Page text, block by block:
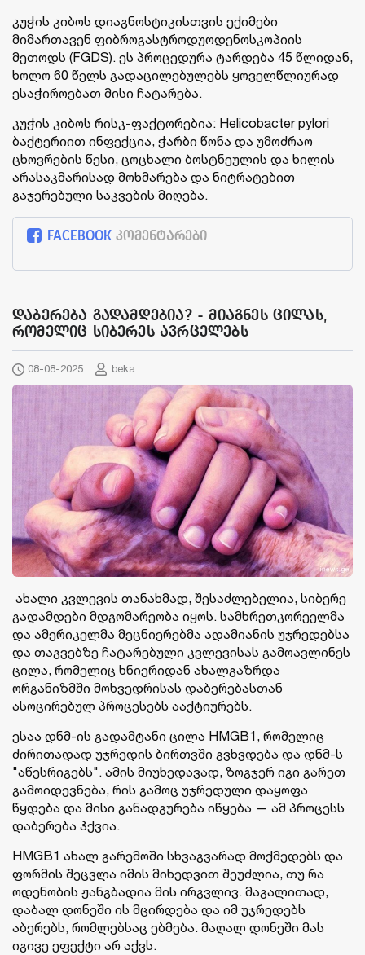
კუჭის კიბოს დიაგნოსტიკისთვის ექიმები
მიმართავენ ფიბროგასტროდუოდენოსკოპიის
მეთოდს (FGDS). ეს პროცედურა ტარდება 45 წლიდან,
ხოლო 60 წელს გადაცილებულებს ყოველწლიურად
ესაჭიროებათ მისი ჩატარება.
კუჭის კიბოს რისკ-ფაქტორებია: Helicobacter pylori
ბაქტერიით ინფექცია, ჭარბი წონა და უმოძრაო
ცხოვრების წესი, ცოცხალი ბოსტნეულის და ხილის
არასაკმარისად მოხმარება და ნიტრატებით
გაჯერებული საკვების მიღება.
FACEBOOK კომენტარები
დაბერება გადამდებია? - მიაგნეს ცილას,
რომელიც სიბერეს ავრცელებს
08-08-2025 beka
ახალი კვლევის თანახმად, შესაძლებელია, სიბერე
გადამდები მდგომარეობა იყოს. სამხრეთკორეელმა
და ამერიკელმა მეცნიერებმა ადამიანის უჯრედებსა
და თაგვებზე ჩატარებული კვლევისას გამოავლინეს
ცილა, რომელიც ხნიერიდან ახალგაზრდა
ორგანიზმში მოხვედრისას დაბერებასთან
ასოცირებულ პროცესებს ააქტიურებს.
ესაა დნმ-ის გადამტანი ცილა HMGB1, რომელიც
ძირითადად უჯრედის ბირთვში გვხვდება და დნმ-ს
"აწესრიგებს". ამის მიუხედავად, ზოგჯერ იგი გარეთ
გამოიდევნება, რის გამოც უჯრედული დაყოფა
წყდება და მისი განადგურება იწყება — ამ პროცესს
დაბერება ჰქვია.
HMGB1 ახალ გარემოში სხვაგვარად მოქმედებს და
ფორმის შეცვლა იმის მიხედვით შეუძლია, თუ რა
ოდენობის ჟანგბადია მის ირგვლივ. მაგალითად,
დაბალ დონეში ის მცირდება და იმ უჯრედებს
აბერებს, რომლებსაც ებმება. მაღალ დონეში მას
იგივე ეფექტი არ აქვს.